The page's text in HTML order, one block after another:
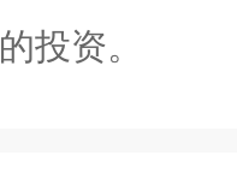
投资。